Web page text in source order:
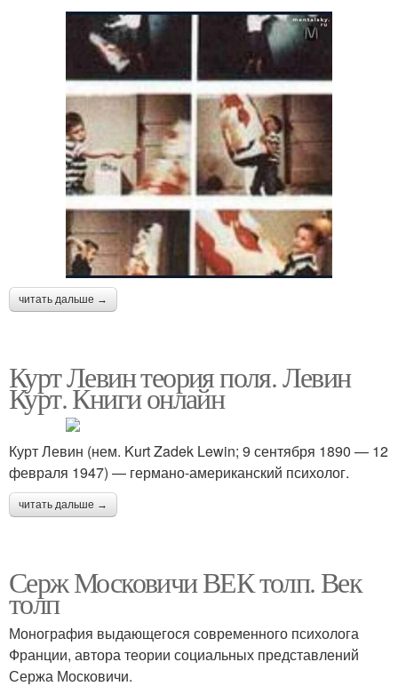
читать дальше →
Курт Левин теория поля. Левин
Курт. Книги онлайн
Курт Левин (нем. Kurt Zadek Lewin; 9 сентября 1890 — 12
февраля 1947) — германо-американский психолог.
читать дальше →
Серж Московичи ВЕК толп. Век
толп
Монография выдающегося современного психолога
Франции, автора теории социальных представлений
Сержа Московичи.